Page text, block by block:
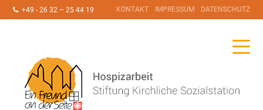
+49 - 26 32 – 25 44 19 KONTAKT IMPRESSUM DATENSCHUTZ